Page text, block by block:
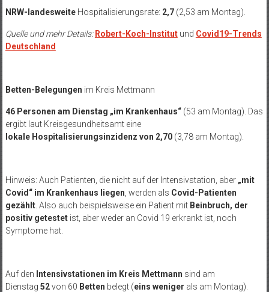
NRW-landesweiteHospitalisierungsrate: 2,7 (2,53 am Montag).
Quelle und mehr Details: Robert-Koch-Institutund Covid19-Trends
Deutschland
Betten-Belegungen im Kreis Mettmann
46 Personen am Dienstag „im Krankenhaus“ (53 am Montag). Das
ergibt laut Kreisgesundheitsamt eine
lokale Hospitalisierungsinzidenz von 2,70 (3,78 am Montag).
Hinweis: Auch Patienten, die nicht auf der Intensivstation, aber „mit
Covid“ im Krankenhaus liegen , werden als Covid-Patienten
gezählt. Also auch beispielsweise ein Patient mit Beinbruch, der
positiv getestetist, aber weder an Covid 19 erkrankt ist, noch
Symptome hat.
Auf den Intensivstationen im Kreis Mettmann sind am
Dienstag 52von 60 Betten belegt (eins weniger als am Montag).